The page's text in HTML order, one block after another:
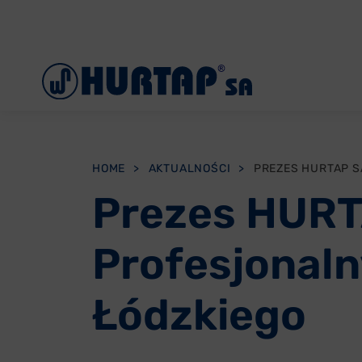
HOME > AKTUALNOŚCI >
Prezes
Łódzkiego
Aktualności